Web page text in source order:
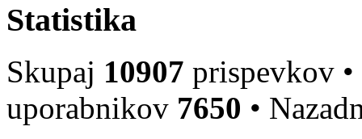
Statistika
Skupaj 10907 prispevkov
uporabnikov 7650 •